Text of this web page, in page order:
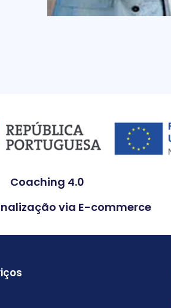
Coaching 4.0
via E-commerce